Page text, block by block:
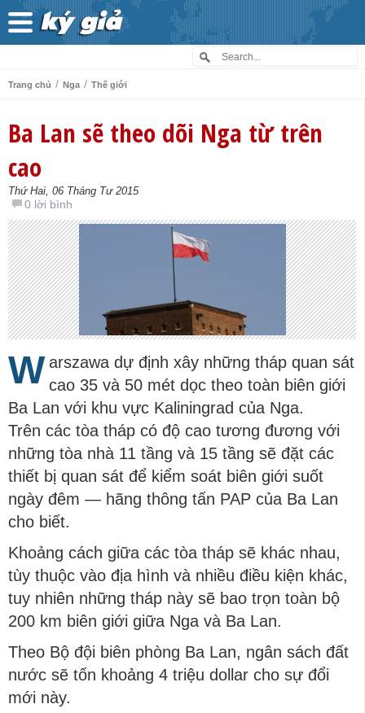
Trang chủ / Nga / Thế giới
Ba Lan sẽ theo dõi Nga từ trên
cao
Thứ Hai, 06 Tháng Tư 2015
0 lời bình
W arszawa dự định xây những tháp quan sát
cao 35 và 50 mét dọc theo toàn biên giới
Ba Lan với khu vực Kaliningrad của Nga.
Trên các tòa tháp có độ cao tương đương với
những tòa nhà 11 tầng và 15 tầng sẽ đặt các
thiết bị quan sát để kiểm soát biên giới suốt
ngày đêm — hãng thông tấn PAP của Ba Lan
cho biết.
Khoảng cách giữa các tòa tháp sẽ khác nhau,
tùy thuộc vào địa hình và nhiều điều kiện khác,
tuy nhiên những tháp này sẽ bao trọn toàn bộ
200 km biên giới giữa Nga và Ba Lan.
Theo Bộ đội biên phòng Ba Lan, ngân sách đất
nước sẽ tốn khoảng 4 triệu dollar cho sự đổi
mới này.